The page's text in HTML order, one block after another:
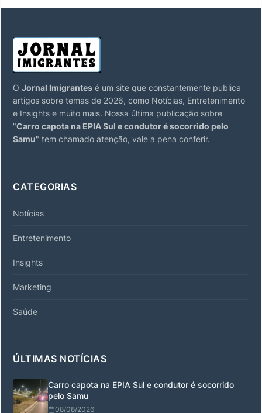
O Jornal Imigrantes é um site que constantemente publica
artigos sobre temas de 2026, como Notícias, Entretenimento
e Insights e muito mais. Nossa última publicação sobre
"Carro capota na EPIA Sul e condutor é socorrido pelo
Samu" tem chamado atenção, vale a pena conferir.
CATEGORIAS
Notícias
Entretenimento
Insights
Marketing
Saúde
ÚLTIMAS NOTÍCIAS
Carro capota na EPIA Sul e condutor é socorrido
pelo Samu
08/08/2026